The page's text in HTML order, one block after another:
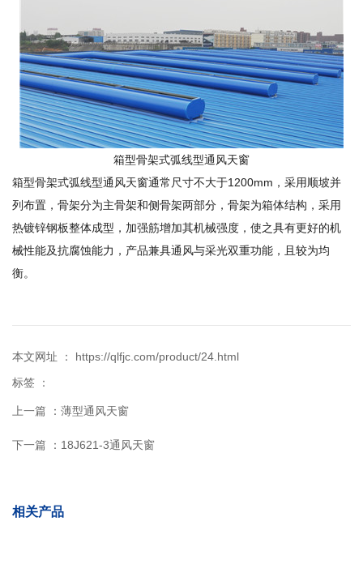
箱型骨架式弧线型通风天窗
箱型骨架式弧线型通风天窗通常尺寸不大于1200mm，采用顺坡并
列布置，骨架分为主骨架和侧骨架两部分，骨架为箱体结构，采用
热镀锌钢板整体成型，加强筋增加其机械强度，使之具有更好的机
械性能及抗腐蚀能力，产品兼具通风与采光双重功能，且较为均
衡。
本文网址 ： https://qlfjc.com/product/24.html
标签 ：
上一篇 ： 薄型通风天窗
下一篇 ： 18J621-3通风天窗
相关产品